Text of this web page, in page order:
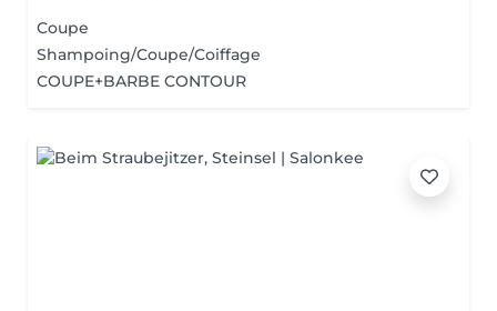
Coupe
Shampoing/Coupe/Coiffage
COUPE+BARBE CONTOUR